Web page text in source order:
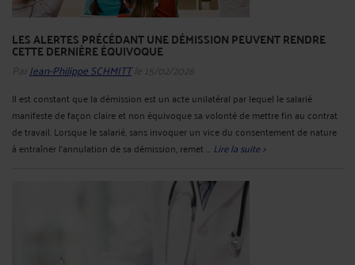
LES ALERTES PRÉCÉDANT UNE DÉMISSION PEUVENT RENDRE
CETTE DERNIÈRE ÉQUIVOQUE
Par Jean-Philippe SCHMITTle 15/02/2026
Il est constant que la démission est un acte unilatéral par lequel le salarié
manifeste de façon claire et non équivoque sa volonté de mettre fin au contrat
de travail. Lorsque le salarié, sans invoquer un vice du consentement de nature
à entraîner l'annulation de sa démission, remet ... Lire la suite >